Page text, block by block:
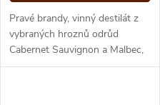
Pravé brandy, vinný destilát z
vybraných hroznů odrůd
Cabernet Sauvignon a Malbec,
zrající nejméně 6 let v dubových